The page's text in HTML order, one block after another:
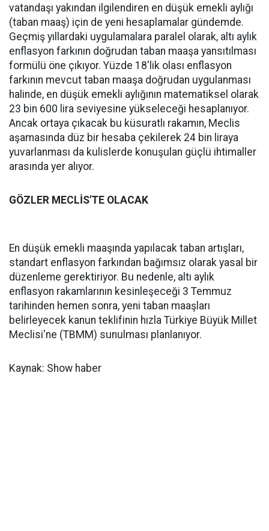
vatandaşı yakından ilgilendiren en düşük emekli aylığı
(taban maaş) için de yeni hesaplamalar gündemde.
Geçmiş yıllardaki uygulamalara paralel olarak, altı aylık
enflasyon farkının doğrudan taban maaşa yansıtılması
formülü öne çıkıyor. Yüzde 18'lik olası enflasyon
farkının mevcut taban maaşa doğrudan uygulanması
halinde, en düşük emekli aylığının matematiksel olarak
23 bin 600 lira seviyesine yükseleceği hesaplanıyor.
Ancak ortaya çıkacak bu küsuratlı rakamın, Meclis
aşamasında düz bir hesaba çekilerek 24 bin liraya
yuvarlanması da kulislerde konuşulan güçlü ihtimaller
arasında yer alıyor.
GÖZLER MECLİS'TE OLACAK
En düşük emekli maaşında yapılacak taban artışları,
standart enflasyon farkından bağımsız olarak yasal bir
düzenleme gerektiriyor. Bu nedenle, altı aylık
enflasyon rakamlarının kesinleşeceği 3 Temmuz
tarihinden hemen sonra, yeni taban maaşları
belirleyecek kanun teklifinin hızla Türkiye Büyük Millet
Meclisi'ne (TBMM) sunulması planlanıyor.
Kaynak: Show haber